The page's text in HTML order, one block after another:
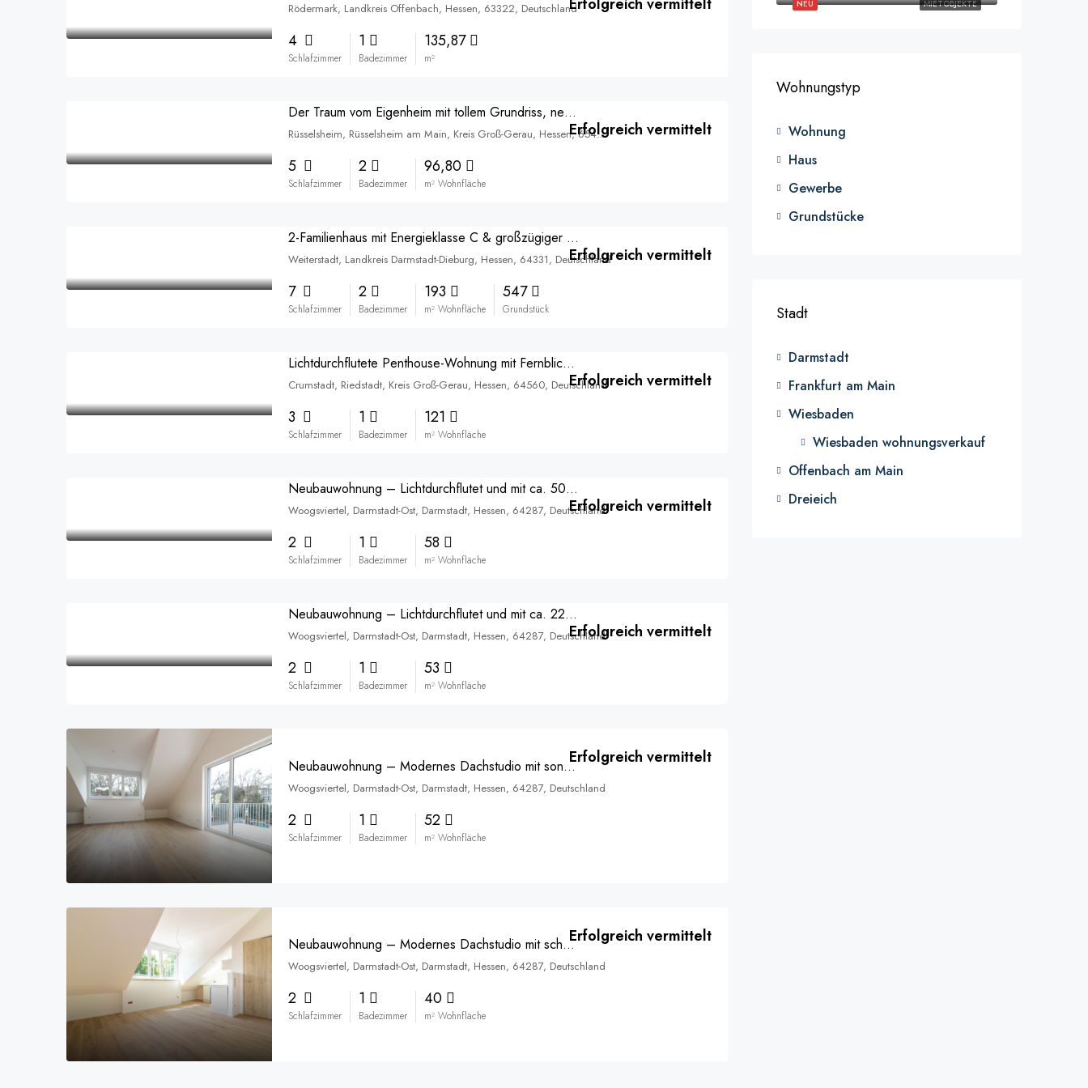
Rödermark, Landkreis Offenbach, Hessen, 63322, Deutschland
4
Schlafzimmer
1
Badezimmer
135,87
m²
Der Traum vom Eigenheim mit tollem Grundriss, neuen Fenstern und neuer Heizung!
Erfolgreich vermittelt
Rüsselsheim, Rüsselsheim am Main, Kreis Groß-Gerau, Hessen, 65428, Deutschland
5
Schlafzimmer
2
Badezimmer
96,80
m² Wohnfläche
2-Familienhaus mit Energieklasse C & großzügiger Wohnfläche mit Ausbaureserve
Erfolgreich vermittelt
Weiterstadt, Landkreis Darmstadt-Dieburg, Hessen, 64331, Deutschland
7
Schlafzimmer
2
Badezimmer
193
m² Wohnfläche
547
Grundstück
Lichtdurchflutete Penthouse-Wohnung mit Fernblick und Ost-Süd-Terrasse – vermittelt
Erfolgreich vermittelt
Crumstadt, Riedstadt, Kreis Groß-Gerau, Hessen, 64560, Deutschland
3
Schlafzimmer
1
Badezimmer
121
m² Wohnfläche
Neubauwohnung – Lichtdurchflutet und mit ca. 50m² riesiger Süd-West-Dachterrasse – vermittelt
Erfolgreich vermittelt
Woogsviertel, Darmstadt-Ost, Darmstadt, Hessen, 64287, Deutschland
2
Schlafzimmer
1
Badezimmer
58
m² Wohnfläche
Neubauwohnung – Lichtdurchflutet und mit ca. 22m² riesiger Süd-Ost-Dachterrasse – vermittelt
Erfolgreich vermittelt
Woogsviertel, Darmstadt-Ost, Darmstadt, Hessen, 64287, Deutschland
2
Schlafzimmer
1
Badezimmer
53
m² Wohnfläche
Neubauwohnung – Modernes Dachstudio mit sonniger Süd-West-Terrasse – vermitteltErfolgreich vermittelt
Woogsviertel, Darmstadt-Ost, Darmstadt, Hessen, 64287, Deutschland
2
Schlafzimmer
1
Badezimmer
52
m² Wohnfläche
Neubauwohnung – Modernes Dachstudio mit schöner Süd-Ost-Terrasse – vermitteltErfolgreich vermittelt
Woogsviertel, Darmstadt-Ost, Darmstadt, Hessen, 64287, Deutschland
2
Schlafzimmer
1
Badezimmer
40
m² Wohnfläche
MIETOBJEKTE
NEU
Wohnungstyp
Wohnung
Haus
Gewerbe
Grundstücke
Stadt
Darmstadt
Frankfurt am Main
Wiesbaden
Wiesbaden wohnungsverkauf
Offenbach am Main
Dreieich